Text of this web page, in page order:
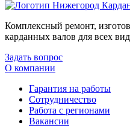
Комплексный ремонт,
карданных валов для всех
Задать вопрос
О компании
Гарантия на работы
Сотрудничество
Работа с регионами
Вакансии